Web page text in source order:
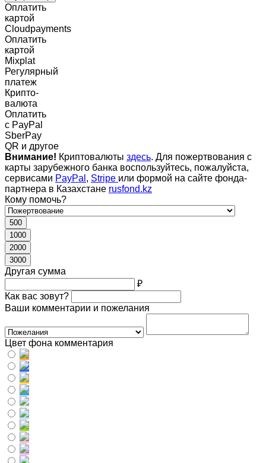
Оплатить
картой
Cloudpayments
Оплатить
картой
Mixplat
Регулярный
платеж
Крипто-
валюта
Оплатить
c PayPal
SberPay
QR и другое
Внимание! Криптовалюты здесь. Для пожертвования с
карты зарубежного банка воспользуйтесь, пожалуйста,
сервисами PayPal , Stripe или формой на сайте фонда-
партнера в Казахстане rusfond.kz
Кому помочь?
500
1000
2000
3000
Другая сумма
₽
Как вас зовут?
Ваши комментарии и пожелания
Цвет фона комментария